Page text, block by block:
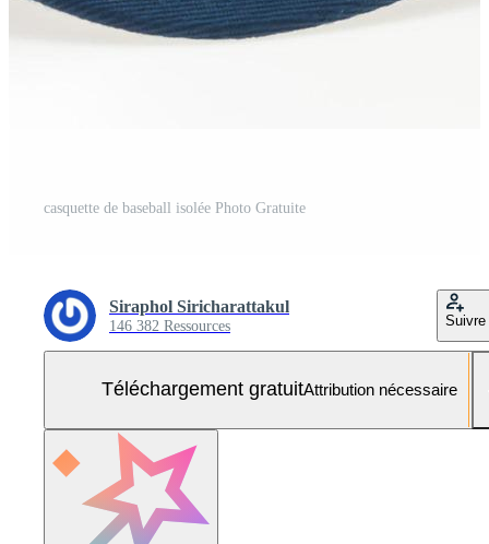
casquette de baseball isolée Photo Gratuite
Siraphol Siricharattakul
146 382 Ressources Suivre
Téléchargement gratuitAttribution nécessaire